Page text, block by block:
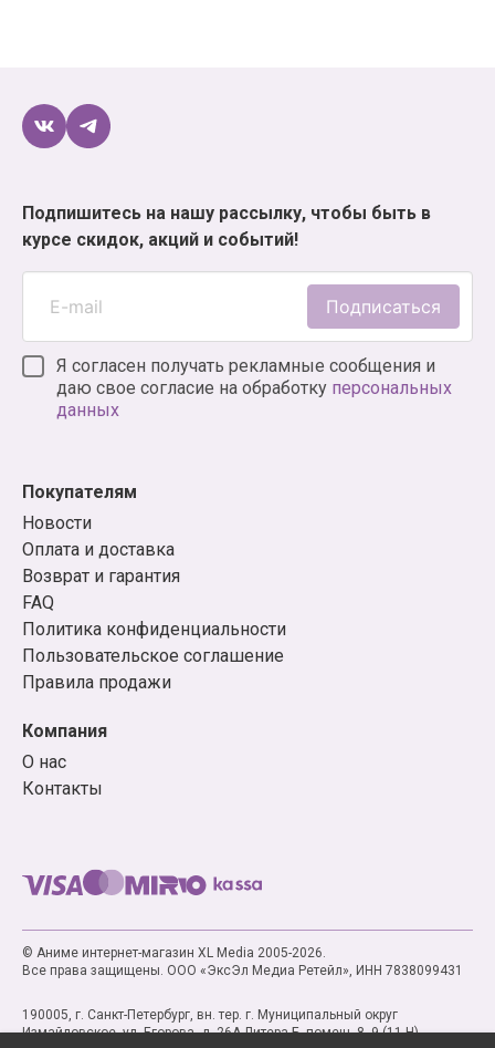
Подпишитесь на нашу рассылку, чтобы быть в
курсе скидок, акций и событий!
Подписаться
Я согласен получать рекламные сообщения и
даю свое согласие на обработку персональных
данных
Покупателям
Новости
Оплата и доставка
Возврат и гарантия
FAQ
Политика конфиденциальности
Пользовательское соглашение
Правила продажи
Компания
О нас
Контакты
© Аниме интернет-магазин XL Media 2005-2026.
Все права защищены. ООО «ЭксЭл Медиа Ретейл», ИНН 7838099431
190005, г. Санкт-Петербург, вн. тер. г. Муниципальный округ
Измайловское, ул. Егорова, д. 26А Литера Б, помещ. 8, 9 (11-Н)